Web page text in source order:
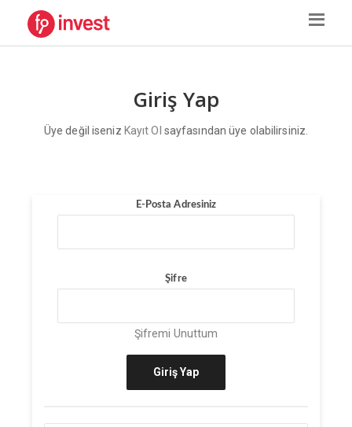
Giriş Yap
Üye değil iseniz Kayıt Ol sayfasından üye olabilirsiniz.
E-Posta Adresiniz
Şifre
Şifremi Unuttum
Giriş Yap